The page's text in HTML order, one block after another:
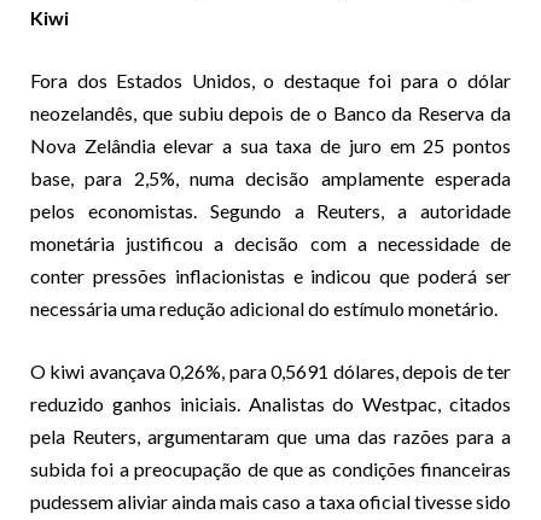
Kiwi
Fora dos Estados Unidos, o destaque foi para o dólar
neozelandês, que subiu depois de o Banco da Reserva da
Nova Zelândia elevar a sua taxa de juro em 25 pontos
base, para 2,5%, numa decisão amplamente esperada
pelos economistas. Segundo a Reuters, a autoridade
monetária justificou a decisão com a necessidade de
conter pressões inflacionistas e indicou que poderá ser
necessária uma redução adicional do estímulo monetário.
O kiwi avançava 0,26%, para 0,5691 dólares, depois de ter
reduzido ganhos iniciais. Analistas do Westpac, citados
pela Reuters, argumentaram que uma das razões para a
subida foi a preocupação de que as condições financeiras
pudessem aliviar ainda mais caso a taxa oficial tivesse sido